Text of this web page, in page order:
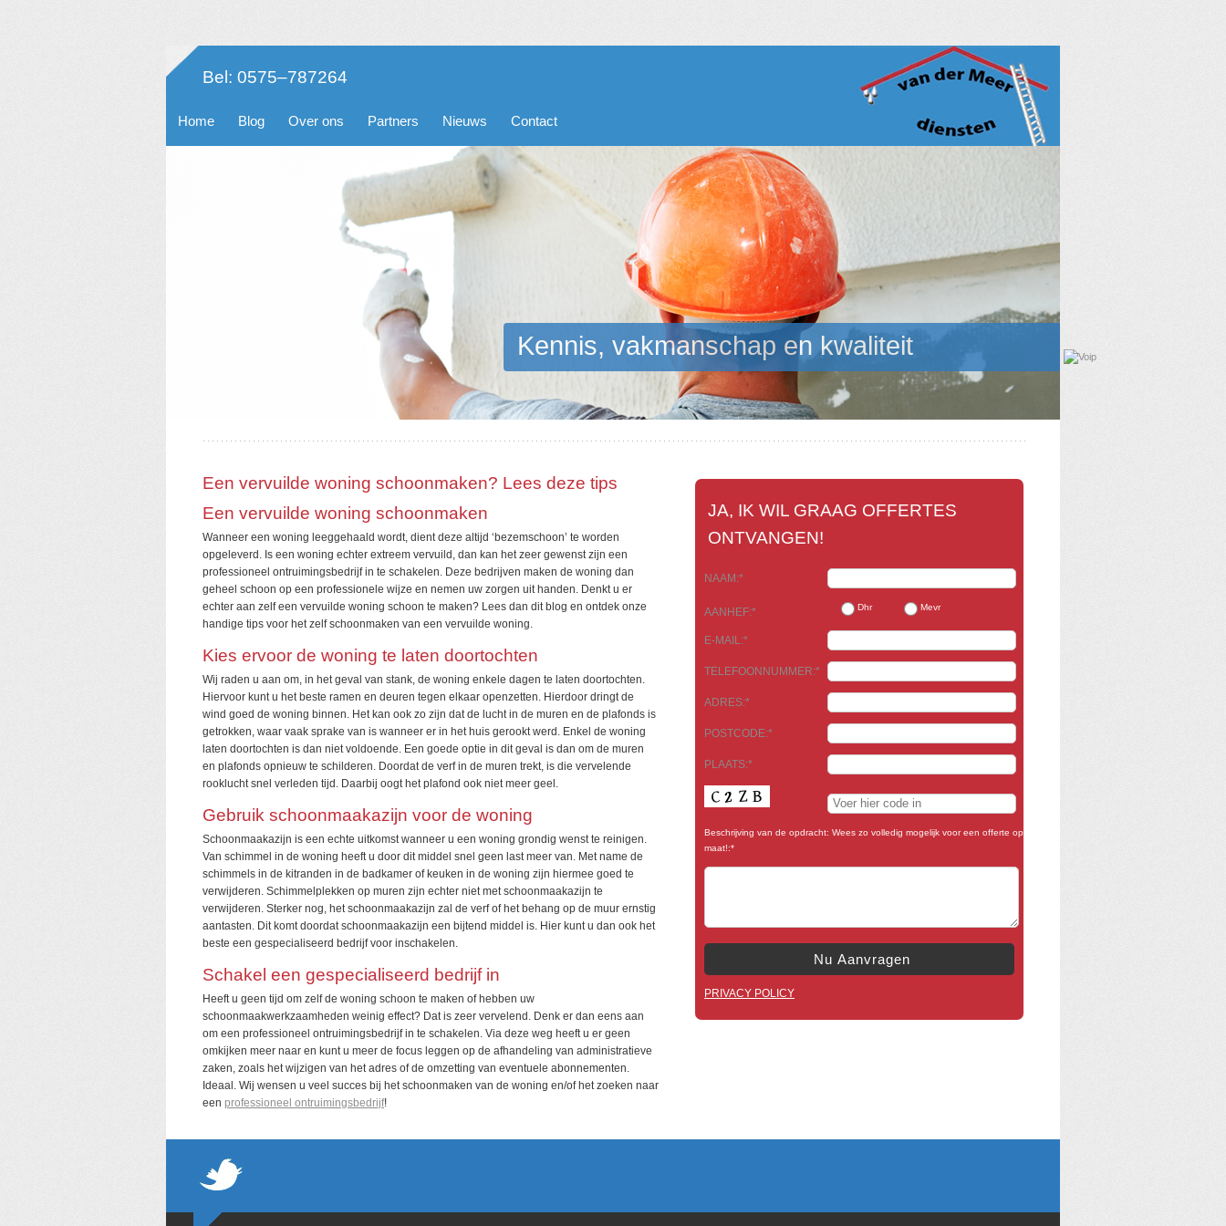
Bel: 0575–787264
Home Blog Over ons Partners Nieuws Contact
Kennis, vakmanschap en kwaliteit
JA, IK WIL GRAAG OFFERTES
ONTVANGEN!
leave
field
NAAM:*
AANHEF:* Dhr Mevr
E-MAIL:*
TELEFOONNUMMER:*
ADRES:*
POSTCODE:*
PLAATS:*
Beschrijving van de opdracht: Wees zo volledig mogelijk voor een offerte op
maat!:*
PRIVACY POLICY
Een vervuilde woning schoonmaken? Lees deze tips
Een vervuilde woning schoonmaken
Wanneer een woning leeggehaald wordt, dient deze altijd ‘bezemschoon’ te worden
opgeleverd. Is een woning echter extreem vervuild, dan kan het zeer gewenst zijn een
professioneel ontruimingsbedrijf in te schakelen. Deze bedrijven maken de woning dan
geheel schoon op een professionele wijze en nemen uw zorgen uit handen. Denkt u er
echter aan zelf een vervuilde woning schoon te maken? Lees dan dit blog en ontdek onze
handige tips voor het zelf schoonmaken van een vervuilde woning.
Kies ervoor de woning te laten doortochten
Wij raden u aan om, in het geval van stank, de woning enkele dagen te laten doortochten.
Hiervoor kunt u het beste ramen en deuren tegen elkaar openzetten. Hierdoor dringt de
wind goed de woning binnen. Het kan ook zo zijn dat de lucht in de muren en de plafonds is
getrokken, waar vaak sprake van is wanneer er in het huis gerookt werd. Enkel de woning
laten doortochten is dan niet voldoende. Een goede optie in dit geval is dan om de muren
en plafonds opnieuw te schilderen. Doordat de verf in de muren trekt, is die vervelende
rooklucht snel verleden tijd. Daarbij oogt het plafond ook niet meer geel.
Gebruik schoonmaakazijn voor de woning
Schoonmaakazijn is een echte uitkomst wanneer u een woning grondig wenst te reinigen.
Van schimmel in de woning heeft u door dit middel snel geen last meer van. Met name de
schimmels in de kitranden in de badkamer of keuken in de woning zijn hiermee goed te
verwijderen. Schimmelplekken op muren zijn echter niet met schoonmaakazijn te
verwijderen. Sterker nog, het schoonmaakazijn zal de verf of het behang op de muur ernstig
aantasten. Dit komt doordat schoonmaakazijn een bijtend middel is. Hier kunt u dan ook het
beste een gespecialiseerd bedrijf voor inschakelen.
Schakel een gespecialiseerd bedrijf in
Heeft u geen tijd om zelf de woning schoon te maken of hebben uw
schoonmaakwerkzaamheden weinig effect? Dat is zeer vervelend. Denk er dan eens aan
om een professioneel ontruimingsbedrijf in te schakelen. Via deze weg heeft u er geen
omkijken meer naar en kunt u meer de focus leggen op de afhandeling van administratieve
zaken, zoals het wijzigen van het adres of de omzetting van eventuele abonnementen.
Ideaal. Wij wensen u veel succes bij het schoonmaken van de woning en/of het zoeken naar
een professioneel ontruimingsbedrijf!